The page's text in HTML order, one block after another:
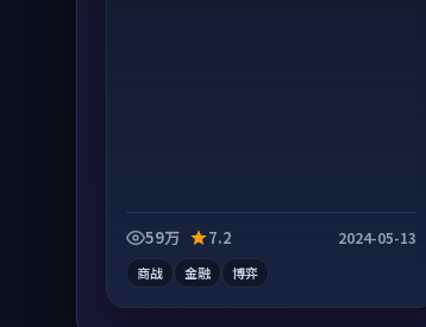
59万 7.2 2024-05-13
商战 金融 博弈